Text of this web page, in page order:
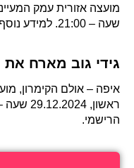
שעה – 21:00. למידע נוסף
גידי גוב מארח את
איפה – אולם הקימרון,
ראשון, 29.12.2024 שעה – 21:00 לפרטים נוספים
הרישמי.